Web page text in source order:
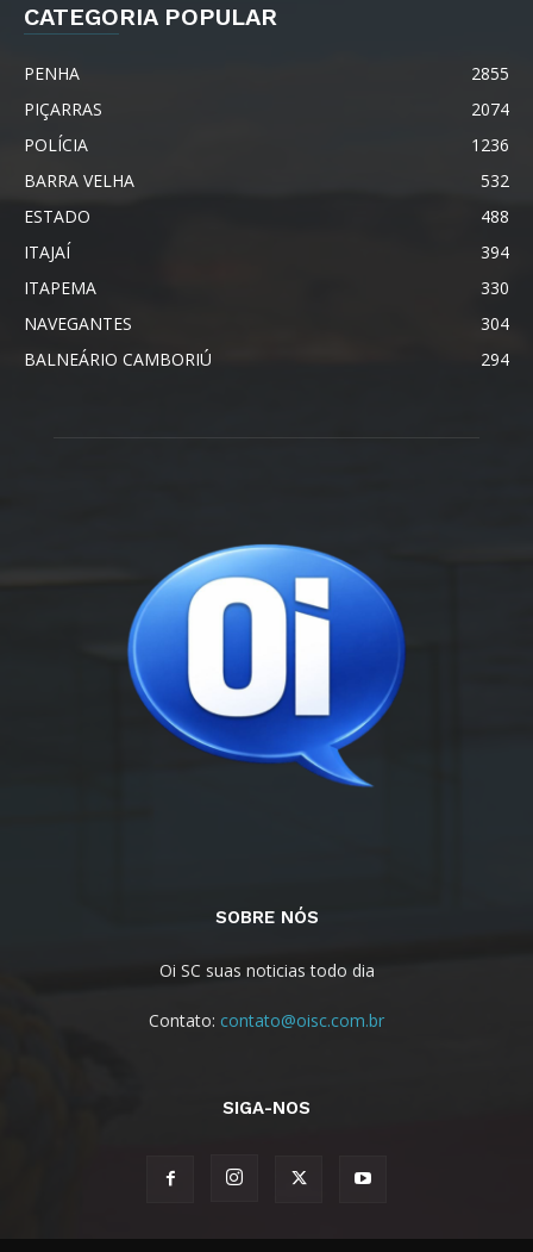
CATEGORIA POPULAR
PENHA
2855
PIÇARRAS
2074
POLÍCIA
1236
BARRA VELHA
532
ESTADO
488
ITAJAÍ
394
ITAPEMA
330
NAVEGANTES
304
BALNEÁRIO CAMBORIÚ
294
SOBRE NÓS
Oi SC suas noticias todo dia
Contato: contato@oisc.com.br
SIGA-NOS